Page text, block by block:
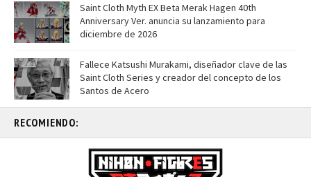
Saint Cloth Myth EX Beta Merak Hagen 40th
Anniversary Ver. anuncia su lanzamiento para
diciembre de 2026
Fallece Katsushi Murakami, diseñador clave de las
Saint Cloth Series y creador del concepto de los
Santos de Acero
RECOMIENDO: